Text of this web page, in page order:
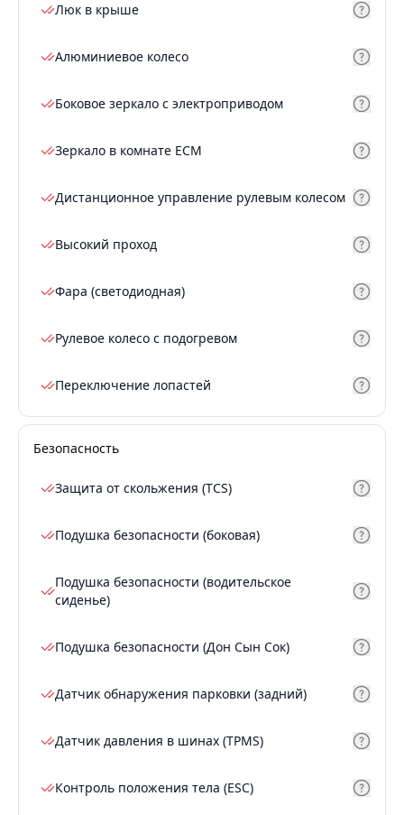
Люк в крыше
Алюминиевое колесо
Боковое зеркало с электроприводом
Зеркало в комнате ECM
Дистанционное управление рулевым колесом
Высокий проход
Фара (светодиодная)
Рулевое колесо с подогревом
Переключение лопастей
Безопасность
Защита от скольжения (TCS)
Подушка безопасности (боковая)
Подушка безопасности (водительское
сиденье)
Подушка безопасности (Дон Сын Сок)
Датчик обнаружения парковки (задний)
Датчик давления в шинах (TPMS)
Контроль положения тела (ESC)